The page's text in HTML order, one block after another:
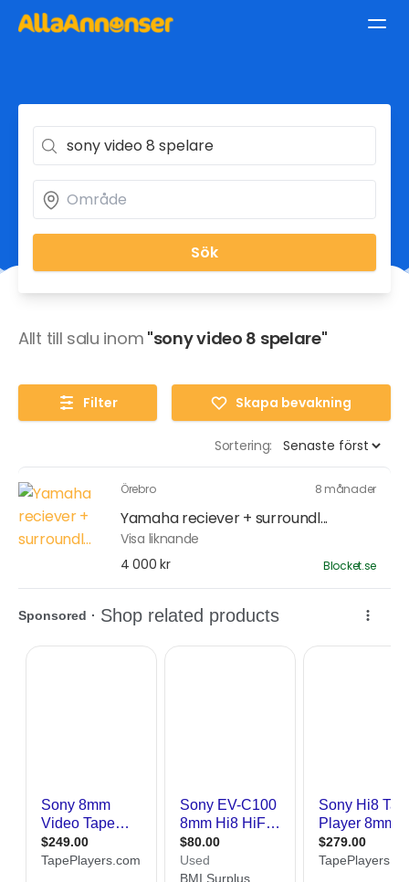
Sök
Allt till salu inom "sony video 8 spelare"
Filter Skapa bevakning
Sortering:
Örebro 8 månader
Yamaha reciever + surroundl...
Visa liknande
4 000 kr
Blocket.se